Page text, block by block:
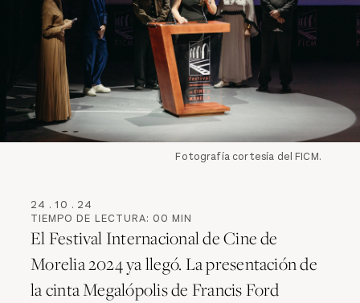
Fotografía cortesía del FICM.
24 . 10 . 24
TIEMPO DE LECTURA: 00 MIN
El Festival Internacional de Cine de
Morelia 2024 ya llegó. La presentación de
la cinta Megalópolis de Francis Ford